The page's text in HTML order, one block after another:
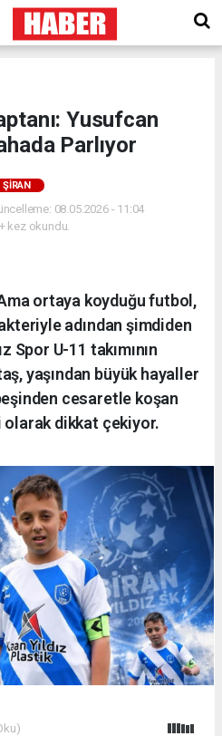
Yusufcan
Parlıyor
ŞİRAN
08.05.2026 - 11:04
kez okundu.
ortaya koyduğu futbol,
adından şimdiden
Spor U-11 takımının
yaşından büyük hayaller
cesaretle koşan
dikkat çekiyor.